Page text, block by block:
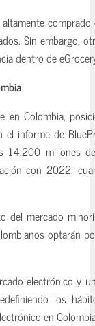
Sin embargo,
dentro de
en Colombia,
el informe de
millones
con 2022,
del mercado
optarán
electrónico y
los
en